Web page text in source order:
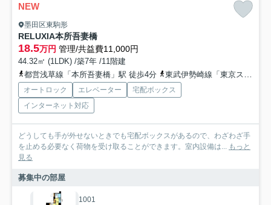
NEW
墨田区東駒形
RELUXIA本所吾妻橋
18.5万円 管理/共益費11,000円
44.32㎡ (1LDK) /築7年 /11階建
都営浅草線「本所吾妻橋」駅 徒歩4分
東武伊勢崎線「東京スカイツリー」駅 徒歩12分
オートロック エレベーター
宅配ボックス
インターネット対応
どうしても手が外せないときでも宅配ボックスがあるので、わざわざ手
を止める必要なく荷物を受け取ることができます。室内設備は... もっと
見る
募集中の部屋
1001